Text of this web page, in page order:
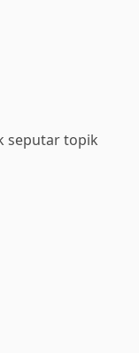
seputar topik